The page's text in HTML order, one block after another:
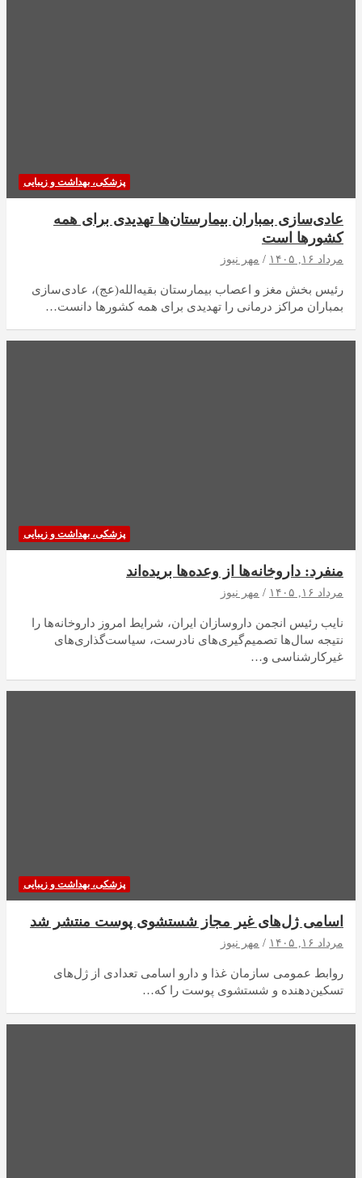
پزشکی، بهداشت و زیبایی
عادی‌سازی بمباران بیمارستان‌ها تهدیدی برای همه
کشورها است
مرداد ۱۶, ۱۴۰۵ مهر نیوز
رئیس بخش مغز و اعصاب بیمارستان بقیه‌الله(عج)، عادی‌سازی
بمباران مراکز درمانی را تهدیدی برای همه کشورها دانست…
پزشکی، بهداشت و زیبایی
منفرد: داروخانه‌ها از وعده‌ها بریده‌اند
مرداد ۱۶, ۱۴۰۵ مهر نیوز
نایب رئیس انجمن داروسازان ایران، شرایط امروز داروخانه‌ها را
نتیجه سال‌ها تصمیم‌گیری‌های نادرست، سیاست‌گذاری‌های
غیرکارشناسی و…
پزشکی، بهداشت و زیبایی
اسامی ژل‌های غیر مجاز شستشوی پوست منتشر شد
مرداد ۱۶, ۱۴۰۵ مهر نیوز
روابط عمومی سازمان غذا و دارو اسامی تعدادی از ژل‌های
تسکین‌دهنده و شستشوی پوست را که…